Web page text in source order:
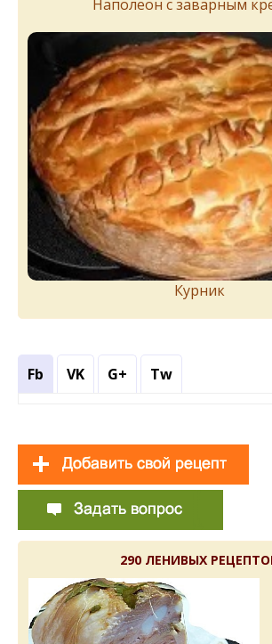
Наполеон с заварным
Курник
Fb VK G+ Tw
290 ЛЕНИВЫХ